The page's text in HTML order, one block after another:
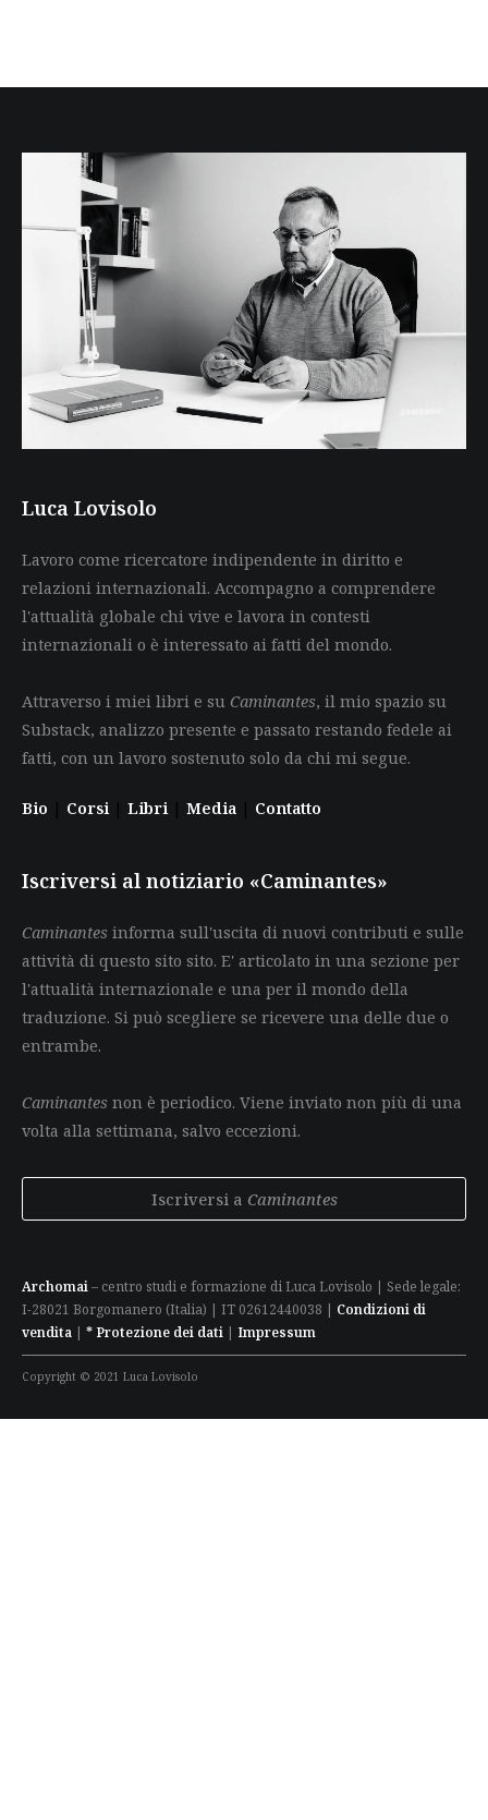
Luca Lovisolo
Lavoro come ricercatore indipendente in diritto e
relazioni internazionali. Accompagno a comprendere
l'attualità globale chi vive e lavora in contesti
internazionali o è interessato ai fatti del mondo.
Attraverso i miei libri e su Caminantes, il mio spazio su
Substack, analizzo presente e passato restando fedele ai
fatti, con un lavoro sostenuto solo da chi mi segue.
Bio | Corsi | Libri | Media | Contatto
Iscriversi al notiziario «Caminantes»
Caminantes informa sull'uscita di nuovi contributi e sulle
attività di questo sito sito. E' articolato in una sezione per
l'attualità internazionale e una per il mondo della
traduzione. Si può scegliere se ricevere una delle due o
entrambe.
Caminantes non è periodico. Viene inviato non più di una
volta alla settimana, salvo eccezioni.
Iscriversi a Caminantes
Archomai– centro studi e formazione di Luca Lovisolo | Sede legale:
I-28021 Borgomanero (Italia) | IT 02612440038 | Condizioni di
vendita | * Protezione dei dati | Impressum
Copyright © 2021 Luca Lovisolo